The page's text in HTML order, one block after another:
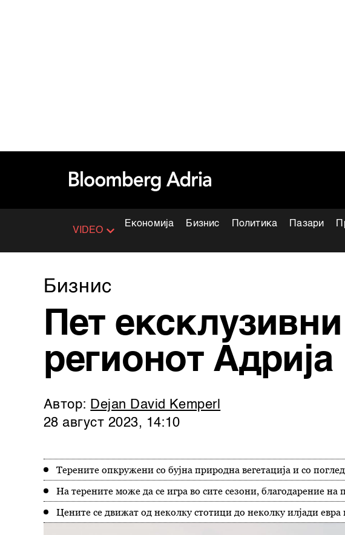
VIDEO
Економија Бизнис Политика Пазари
Бизнис
Пет
регионот Адрија
Автор: Dejan David Kemperl
28 август 2023, 14:10
Терените опкружени со бујна природна вегетација и со
На терените може да се игра во сите сезони, благодарение на
Цените се движат од неколку стотици до неколку илјади евра